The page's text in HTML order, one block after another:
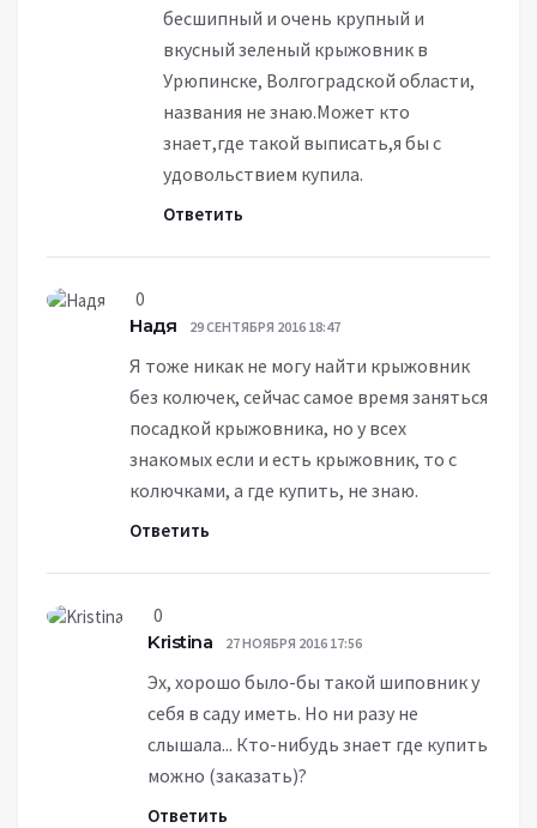
бесшипный и очень крупный и
вкусный зеленый крыжовник в
Урюпинске, Волгоградской области,
названия не знаю.Может кто
знает,где такой выписать,я бы с
удовольствием купила.
Ответить
0
Надя
29 СЕНТЯБРЯ 2016 18:47
Я тоже никак не могу найти крыжовник
без колючек, сейчас самое время заняться
посадкой крыжовника, но у всех
знакомых если и есть крыжовник, то с
колючками, а где купить, не знаю.
Ответить
0
Kristina
27 НОЯБРЯ 2016 17:56
Эх, хорошо было-бы такой шиповник у
себя в саду иметь. Но ни разу не
слышала... Кто-нибудь знает где купить
можно (заказать)?
Ответить